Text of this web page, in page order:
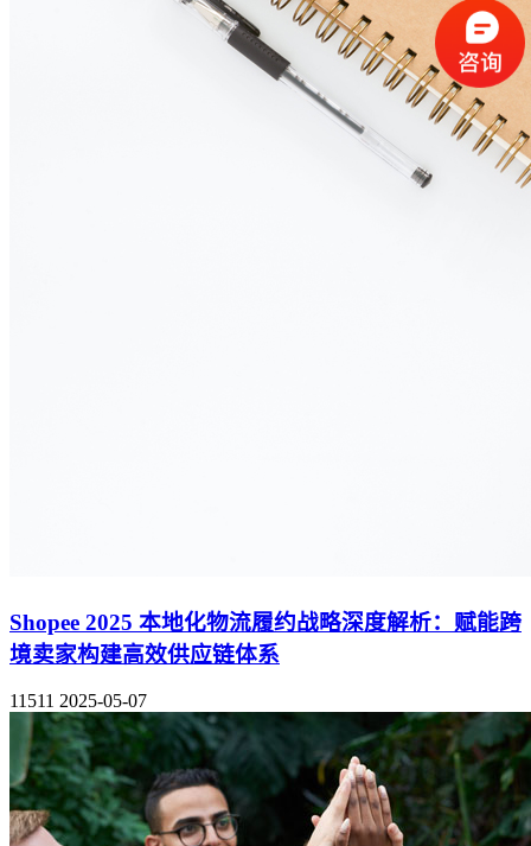
Shopee 2025 本地化物流履约战略深度解析：赋能跨
境卖家构建高效供应链体系
11511 2025-05-07